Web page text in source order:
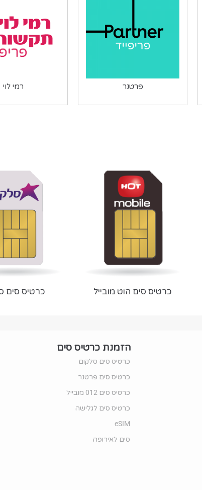
פרטנר רמי לוי
כרטיס סים הוט מובייל כרטיס סים
הזמנת כרטיס סים
כרטיס סים סלקום
כרטיס סים פרטנר
כרטיס סים 012 מובייל
כרטיס סים לגלישה
eSIM
סים לאירופה